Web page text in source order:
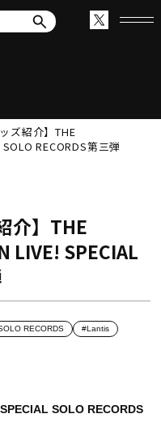
ズ紹介】THE
RECORDS第三弾
介】THE
LIVE! SPECIAL
RECORDS
#Lantis
SOLO RECORDS